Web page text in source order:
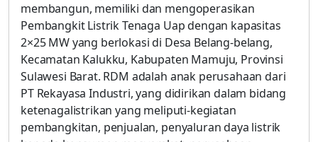
membangun, memiliki dan mengoperasikan
Pembangkit Listrik Tenaga Uap dengan kapasitas
2×25 MW yang berlokasi di Desa Belang-belang,
Kecamatan Kalukku, Kabupaten Mamuju, Provinsi
Sulawesi Barat. RDM adalah anak perusahaan dari
PT Rekayasa Industri, yang didirikan dalam bidang
ketenagalistrikan yang meliputi-kegiatan
pembangkitan, penjualan, penyaluran daya listrik